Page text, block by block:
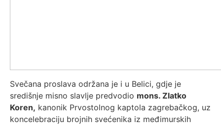
Svečana proslava održana je i u Belici, gdje je
središnje misno slavlje predvodio mons. Zlatko
Koren, kanonik Prvostolnog kaptola zagrebačkog, uz
koncelebraciju brojnih svećenika iz međimurskih